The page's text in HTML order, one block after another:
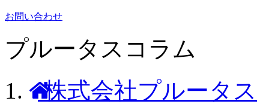
お問い合わせ
プルータスコラム
株式会社プルータス